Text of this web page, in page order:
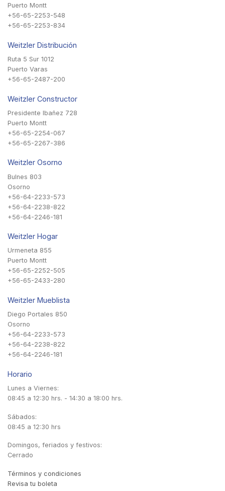
Puerto Montt
+56-65-2253-548
+56-65-2253-834
Weitzler Distribución
Ruta 5 Sur 1012
Puerto Varas
+56-65-2487-200
Weitzler Constructor
Presidente Ibañez 728
Puerto Montt
+56-65-2254-067
+56-65-2267-386
Weitzler Osorno
Bulnes 803
Osorno
+56-64-2233-573
+56-64-2238-822
+56-64-2246-181
Weitzler Hogar
Urmeneta 855
Puerto Montt
+56-65-2252-505
+56-65-2433-280
Weitzler Mueblista
Diego Portales 850
Osorno
+56-64-2233-573
+56-64-2238-822
+56-64-2246-181
Horario
Lunes a Viernes:
08:45 a 12:30 hrs. - 14:30 a 18:00 hrs.
Sábados:
08:45 a 12:30 hrs
Domingos, feriados y festivos:
Cerrado
Términos y condiciones
Revisa tu boleta